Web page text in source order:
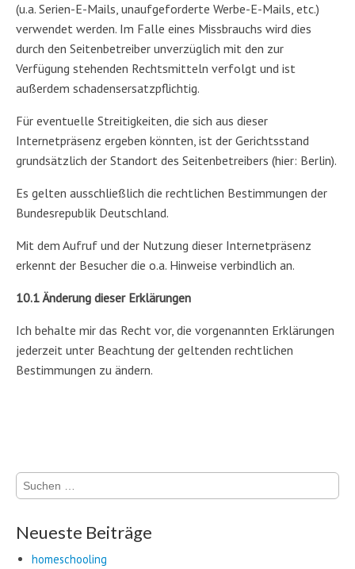
(u.a. Serien-E-Mails, unaufgeforderte Werbe-E-Mails, etc.)
verwendet werden. Im Falle eines Missbrauchs wird dies
durch den Seitenbetreiber unverzüglich mit den zur
Verfügung stehenden Rechtsmitteln verfolgt und ist
außerdem schadensersatzpflichtig.
Für eventuelle Streitigkeiten, die sich aus dieser
Internetpräsenz ergeben könnten, ist der Gerichtsstand
grundsätzlich der Standort des Seitenbetreibers (hier: Berlin).
Es gelten ausschließlich die rechtlichen Bestimmungen der
Bundesrepublik Deutschland.
Mit dem Aufruf und der Nutzung dieser Internetpräsenz
erkennt der Besucher die o.a. Hinweise verbindlich an.
10.1 Änderung dieser Erklärungen
Ich behalte mir das Recht vor, die vorgenannten Erklärungen
jederzeit unter Beachtung der geltenden rechtlichen
Bestimmungen zu ändern.
Suchen
nach:
Neueste Beiträge
homeschooling